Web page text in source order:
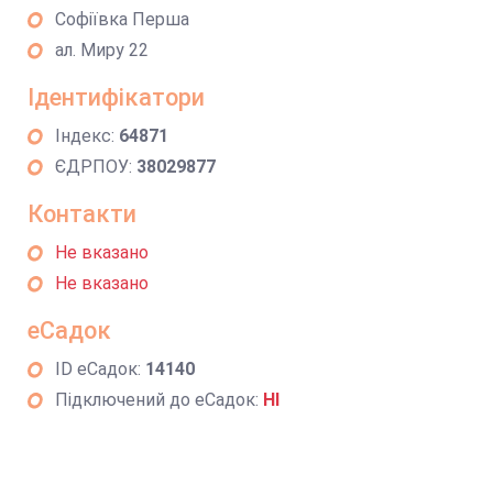
Софіївка Перша
ал. Миру 22
Ідентифікатори
Індекс: 64871
ЄДРПОУ: 38029877
Контакти
Не вказано
Не вказано
еСадок
ID еСадок: 14140
Підключений до еСадок: НІ